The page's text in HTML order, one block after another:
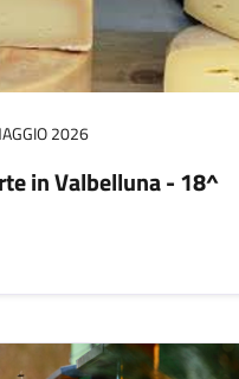
2026
in Valbelluna - 18^